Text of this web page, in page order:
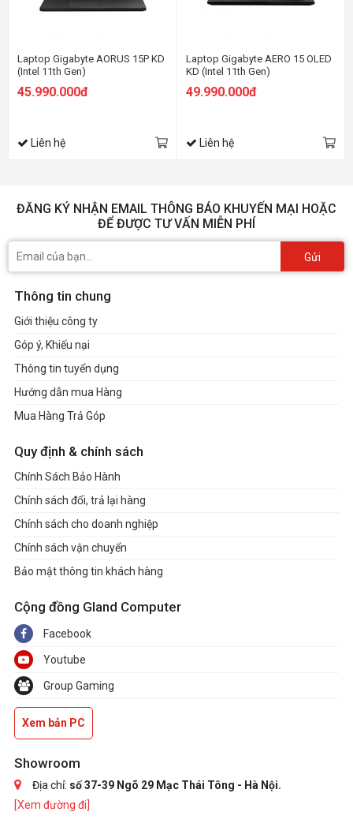
Laptop Gigabyte AORUS 15P KD
(Intel 11th Gen)
45.990.000đ
Liên hệ
Laptop Gigabyte AERO 15 OLED
KD (Intel 11th Gen)
49.990.000đ
Liên hệ
ĐĂNG KÝ NHẬN EMAIL THÔNG BÁO KHUYẾN MẠI HOẶC
ĐỂ ĐƯỢC TƯ VẤN MIỄN PHÍ
Gửi
Thông tin chung
Giới thiệu công ty
Góp ý, Khiếu nại
Thông tin tuyển dụng
Hướng dẫn mua Hàng
Mua Hàng Trả Góp
Quy định & chính sách
Chính Sách Bảo Hành
Chính sách đổi, trả lại hàng
Chính sách cho doanh nghiệp
Chính sách vận chuyển
Bảo mật thông tin khách hàng
Cộng đồng Gland Computer
Facebook
Youtube
Group Gaming
Xem bản PC
Showroom
Địa chỉ: số 37-39 Ngõ 29 Mạc Thái Tông - Hà Nội.
[Xem đường đi]